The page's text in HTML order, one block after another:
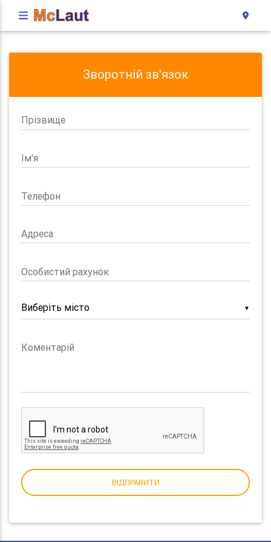
Зворотній зв'язок
Прізвище
Ім'я
Телефон
Адреса
Особистий рахунок
▼
Коментарій
ВІДПРАВИТИ